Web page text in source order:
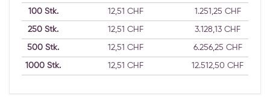
100Stk. 12,51 CHF 1.251,25 CHF
250 Stk. 12,51 CHF 3.128,13 CHF
500 Stk. 12,51 CHF 6.256,25 CHF
1000 Stk. 12,51 CHF 12.512,50 CHF